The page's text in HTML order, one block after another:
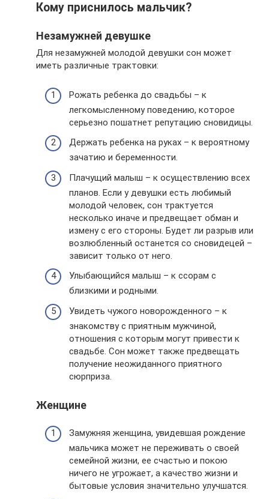
Кому приснилось мальчик?
Незамужней девушке
Для незамужней молодой девушки сон может
иметь различные трактовки:
Рожать ребенка до свадьбы – к
легкомысленному поведению, которое
серьезно пошатнет репутацию сновидицы.
Держать ребенка на руках – к вероятному
зачатию и беременности.
Плачущий малыш – к осуществлению всех
планов. Если у девушки есть любимый
молодой человек, сон трактуется
несколько иначе и предвещает обман и
измену с его стороны. Будет ли разрыв или
возлюбленный останется со сновидецей –
зависит только от него.
Улыбающийся малыш – к ссорам с
близкими и родными.
Увидеть чужого новорожденного – к
знакомству с приятным мужчиной,
отношения с которым могут привести к
свадьбе. Сон может также предвещать
получение неожиданного приятного
сюрприза.
Женщине
Замужняя женщина, увидевшая рождение
мальчика может не переживать о своей
семейной жизни, ее счастью и покою
ничего не угрожает, а качество жизни и
бытовые условия значительно улучшатся.